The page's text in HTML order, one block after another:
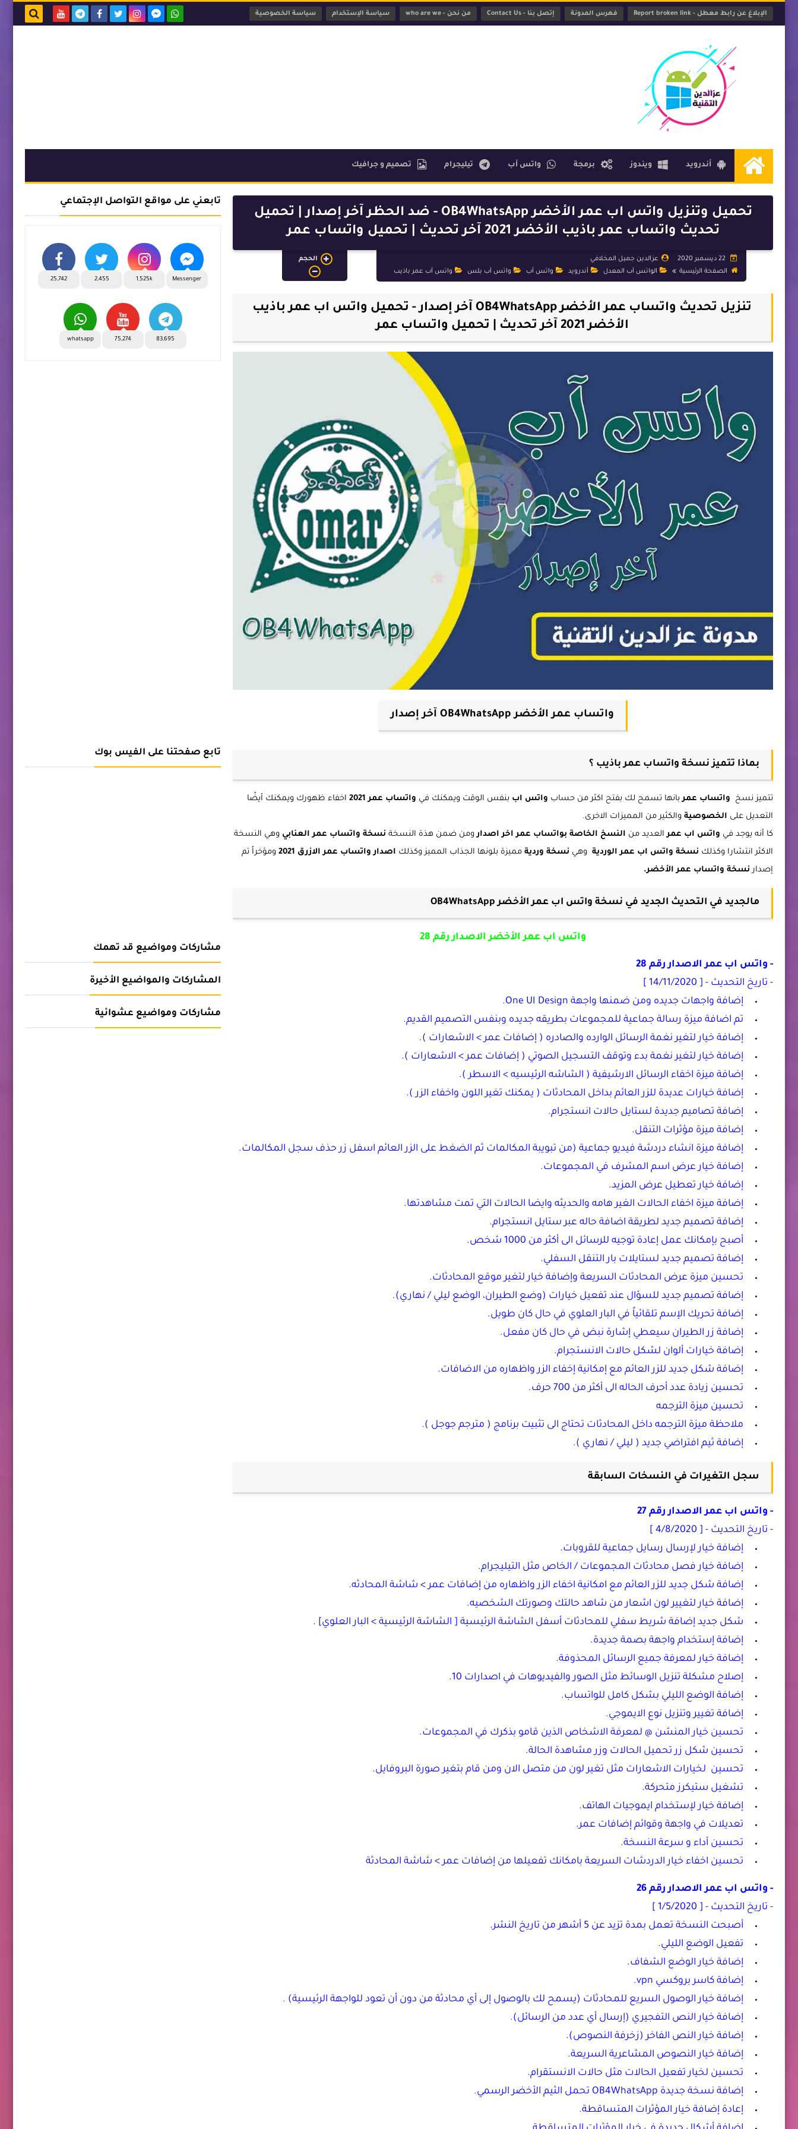
الإبلاغ عن رابط معطل - Report broken link فهرس المدونة إتصل بنا - Contact Us من نحن - who are we سياسة الإستخدام سياسة الخصوصية
الرئيسيةأندرويد ويندوز برمجة واتس آب تيليجرام تصميم و جرافيك
تحميل وتنزيل واتس اب عمر الأخضر OB4WhatsApp - ضد الحظر آخر إصدار | تحميل
تحديث واتساب عمر باذيب الأخضر 2021 آخر تحديث | تحميل واتساب عمر
عزالدين جميل المخلافي
الصفحة الرئيسية
الواتس آب المعدل أندرويد واتس آب واتس آب بلس واتس آب عمر باذيب
الحجم
تنزيل تحديث واتساب عمر الأخضر OB4WhatsApp آخر إصدار - تحميل واتس اب عمر باذيب
الأخضر 2021 آخر تحديث | تحميل واتساب عمر
واتساب عمر الأخضر OB4WhatsApp آخر إصدار
بماذا تتميز نسخة واتساب عمر باذيب ؟
تتميز نسخ واتساب عمربانها تسمح لك بفتح اكثر من حساب واتس اب بنفس الوقت ويمكنك في واتساب عمر 2021
اخفاء ظهورك ويمكنك أيضًا
التعديل على الخصوصية والكثير من المميزات الاخرى.
كا أنه يوجد في واتس اب عمرالعديد من النسخ الخاصة بواتساب عمر اخر اصدارومن ضمن هذة النسخة نسخة واتساب عمر العنابي وهي النسخة
الاكثر انتشارا وكذلك نسخة واتس اب عمر الوردية وهي نسخة وردية مميزة بلونها الجذاب المميز وكذلك اصدار واتساب عمر الازرق 2021
ومؤخراً تم
إصدارنسخة واتساب عمر الأخضر.
مالجديد في التحديث الجديد في نسخة واتس اب عمر الأخضر OB4WhatsApp
واتس اب عمر الأخضر الاصدار رقم 28
- واتس اب عمر الاصدار رقم 28
- تاريخ التحديث - [ 14/11/2020 ]
إضافة واجهات جديده ومن ضمنها واجهة One UI Design.
تم اضافة ميزة رسالة جماعية للمجموعات بطريقه جديده وبنفس التصميم القديم.
إضافة خيار لتغير نغمة الرسائل الوارده والصادره ( إضافات عمر > الاشعارات ).
إضافة خيار لتغير نغمة بدء وتوقف التسجيل الصوتي ( إضافات عمر > الاشعارات ).
إضافة ميزة اخفاء الرسائل الارشيفية ( الشاشه الرئيسيه > الاسطر ).
إضافة خيارات عديدة للزر العائم بداخل المحادثات ( يمكنك تغير اللون واخفاء الزر ).
إضافة تصاميم جديدة لستايل حالات انستجرام.
إضافة ميزة مؤثرات التنقل.
إضافة ميزة انشاء دردشة فيديو جماعية (من تبويبة المكالمات ثم الضغط على الزر العائم اسفل زر حذف سجل المكالمات.
إضافة خيار عرض اسم المشرف في المجموعات.
إضافة خيار تعطيل عرض المزيد.
إضافة ميزة اخفاء الحالات الغير هامه والحديثه وايضا الحالات التي تمت مشاهدتها.
إضافة تصميم جديد لطريقة اضافة حاله عبر ستايل انستجرام.
أصبح بإمكانك عمل إعادة توجيه للرسائل الى أكثر من 1000 شخص.
إضافة تصميم جديد لستايلات بار التنقل السفلي.
تحسين ميزة عرض المحادثات السريعة وإضافة خيار لتغير موقع المحادثات.
إضافة تصميم جديد للسؤال عند تفعيل خيارات (وضع الطيران، الوضع ليلي / نهاري).
إضافة تحريك الإسم تلقائياً في البار العلوي في حال كان طويل.
إضافة زر الطيران سيعطي إشارة نبض في حال كان مفعل.
إضافة خيارات ألوان لشكل حالات الانستجرام.
إضافة شكل جديد للزر العائم مع إمكانية إخفاء الزر واظهاره من الاضافات.
تحسين زيادة عدد أحرف الحاله الى أكثر من 700 حرف.
تحسين ميزة الترجمه
ملاحظة ميزة الترجمه داخل المحادثات تحتاج الى تثبيت برنامج ( مترجم جوجل ).
إضافة ثيم افتراضي جديد ( ليلي / نهاري ).
سجل التغيرات في النسخات السابقة
- واتس اب عمر الاصدار رقم 27
- تاريخ التحديث - [ 4/8/2020 ]
إضافة خيار لإرسال رسايل جماعية للقروبات.
إضافة خيار فصل محادثات المجموعات / الخاص مثل التيليجرام.
إضافة شكل جديد للزر العائم مع امكانية اخفاء الزر واظهاره من إضافات عمر > شاشة المحادثه.
إضافة خيار لتغيير لون اشعار من شاهد حالتك وصورتك الشخصيه.
شكل جديد إضافة شريط سفلي للمحادثات أسفل الشاشة الرئيسية [ الشاشة الرئيسية > البار العلوي] .
إضافة إستخدام واجهة بصمة جديدة.
إضافة خيار لمعرفة جميع الرسائل المحذوفة.
إصلاح مشكلة تنزيل الوسائط مثل الصور والفيديوهات في اصدارات 10.
إضافة الوضع الليلي بشكل كامل للواتساب.
إضافة تغيير وتنزيل نوع الايموجي.
تحسين خيار المنشن @ لمعرفة الاشخاص الذين قامو بذكرك في المجموعات.
تحسين شكل زر تحميل الحالات وزر مشاهدة الحالة.
تحسين لخيارات الاشعارات مثل تغير لون من متصل الان ومن قام بتغير صورة البروفايل.
تشغيل ستيكرز متحركة.
إضافة خيار لإستخدام ايموجيات الهاتف.
تعديلات في واجهة وقوائم إضافات عمر.
تحسين أداء و سرعة النسخة.
تحسين اخفاء خيار الدردشات السريعة بامكانك تفعيلها من إضافات عمر > شاشة المحادثة
- واتس اب عمر الاصدار رقم 26
- تاريخ التحديث - [ 1/5/2020 ]
أصبحت النسخة تعمل بمدة تزيد عن 5 أشهر من تاريخ النشر.
تفعيل الوضع الليلي.
إضافة خيار الوضع الشفاف.
إضافة كاسر بروكسي vpn.
إضافة خيار الوصول السريع للمحادثات (يسمح لك بالوصول إلى أي محادثة من دون أن تعود للواجهة الرئيسية) .
إضافة خيار النص التفجيري (إرسال أي عدد من الرسائل).
إضافة خيار النص الفاخر (زخرفة النصوص).
إضافة خيار النصوص المشاعرية السريعة.
تحسين لخيار تفعيل الحالات مثل حالات الانستقرام.
إضافة نسخة جديدة OB4WhatsApp تحمل الثيم الأخضر الرسمي.
إعادة إضافة خيار المؤثرات المتساقطة.
تابعني على مواقع التواصل الإجتماعي
Messenger
1,525k
2,455
25,742
83,695
75,274
whatsapp
تابع صفحتنا على الفيس بوك
مشاركات ومواضيع قد تهمك
المشاركات والمواضيع الأخيرة
مشاركات ومواضيع عشوائية